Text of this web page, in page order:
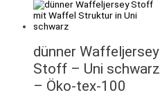
dünner Waffeljersey
Stoff – Uni schwarz
– Öko-tex-100